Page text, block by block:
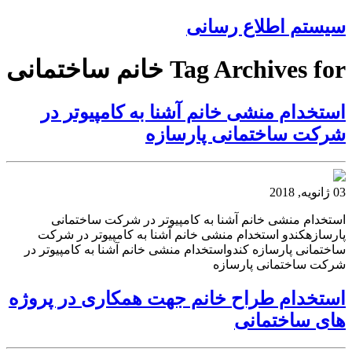
سیستم اطلاع رسانی
Tag Archives for خانم ساختمانی
استخدام منشی خانم آشنا به کامپیوتر در
شرکت ساختمانی پارسازه
03 ژانویه, 2018
استخدام منشی خانم آشنا به کامپیوتر در شرکت ساختمانی
پارسازهکندو استخدام منشی خانم آشنا به کامپیوتر در شرکت
ساختمانی پارسازه کندواستخدام منشی خانم آشنا به کامپیوتر در
شرکت ساختمانی پارسازه
استخدام طراح خانم جهت همکاری در پروژه
های ساختمانی